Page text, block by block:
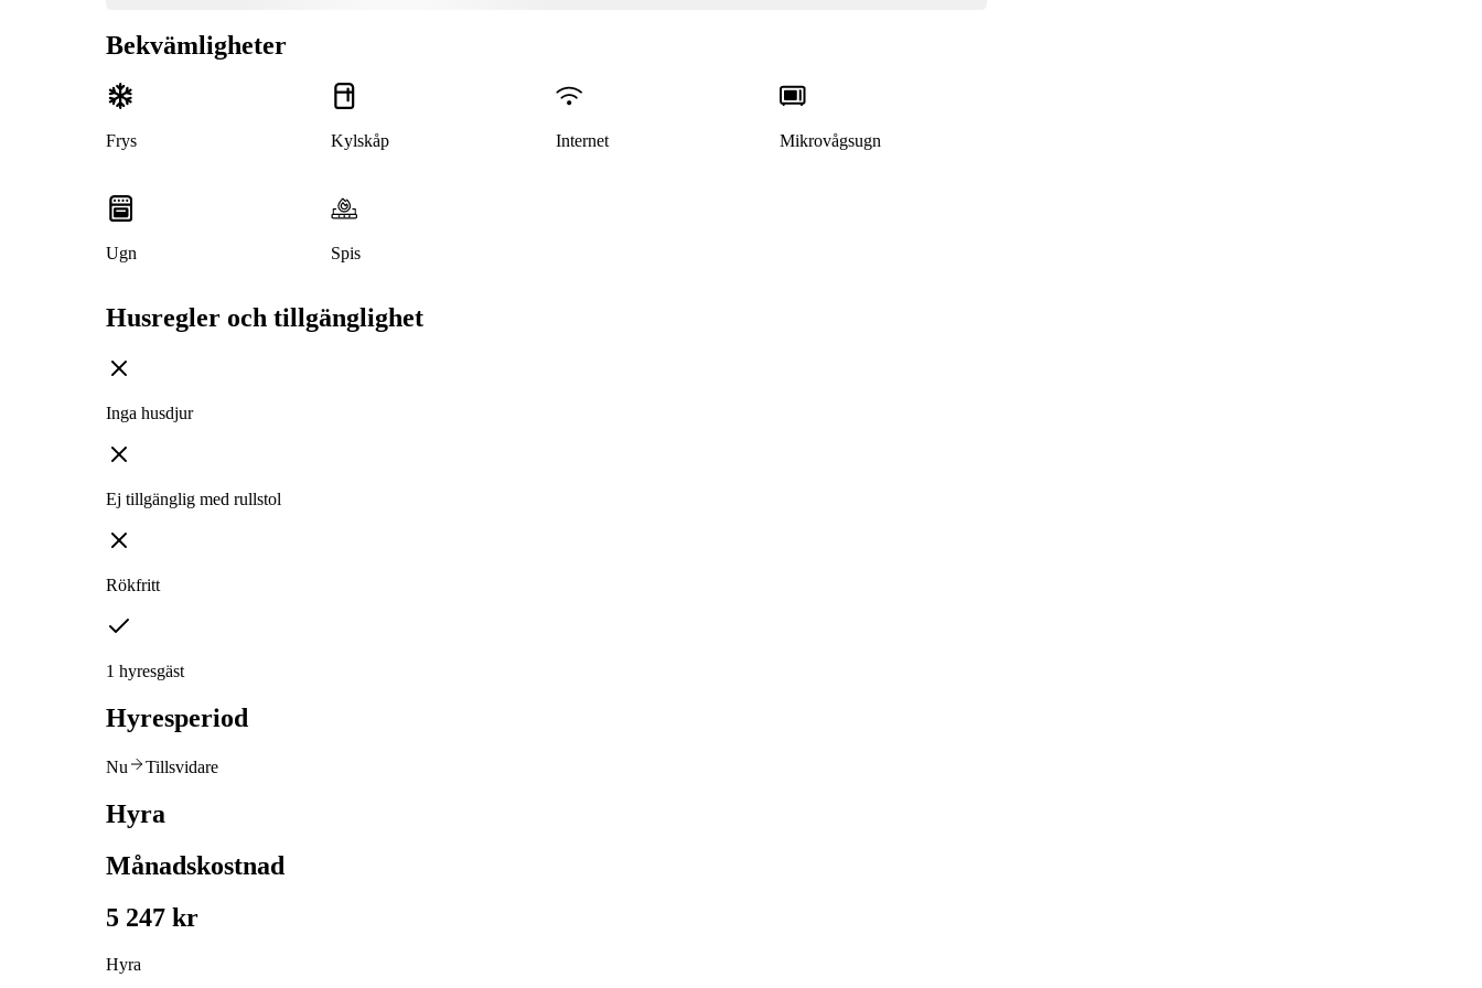
Bekvämligheter
Frys Kylskåp Internet Mikrovågsugn
Ugn Spis
Husregler och tillgänglighet
Inga husdjur
Ej tillgänglig med rullstol
Rökfritt
1 hyresgäst
Hyresperiod
Nu Tillsvidare
Hyra
Månadskostnad
5 247 kr
Hyra